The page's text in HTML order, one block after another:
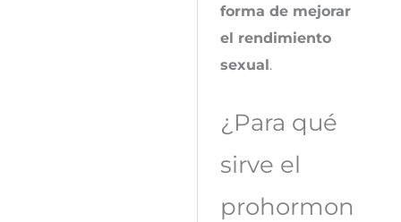
forma de mejorar
el rendimiento
sexual.
¿Para qué
sirve el
prohormon